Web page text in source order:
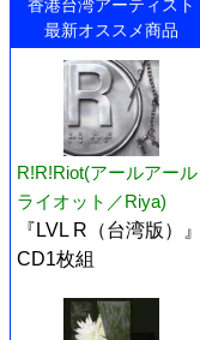
香港台湾アーティスト
最新オススメ商品
R!R!Riot(アールアール
ライオット／Riya)
『LVL R（台湾版）』
CD1枚組